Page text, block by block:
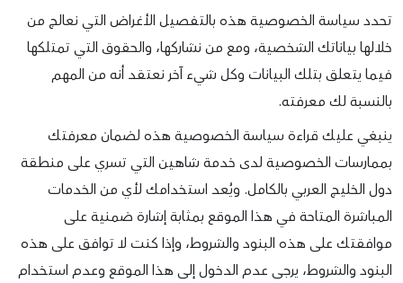
تحدد سياسة الخصوصية هذه بالتفصيل الأغراض التي نعالج من
خلالها بياناتك الشخصية، ومع من نشاركها، والحقوق التي تمتلكها
فيما يتعلق بتلك البيانات وكل شيء آخر نعتقد أنه من المهم
بالنسبة لك معرفته.
ينبغي عليك قراءة سياسة الخصوصية هذه لضمان معرفتك
بممارسات الخصوصية لدى خدمة شاهين التي تسري على منطقة
دول الخليج العربي بالكامل. ويُعد استخدامك لأي من الخدمات
المباشرة المتاحة في هذا الموقع بمثابة إشارة ضمنية على
موافقتك على هذه البنود والشروط، وإذا كنت لا توافق على هذه
البنود والشروط، يرجى عدم الدخول إلى هذا الموقع وعدم استخدام